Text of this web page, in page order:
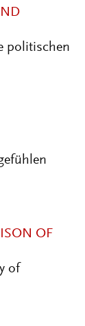
politischen
OF
of